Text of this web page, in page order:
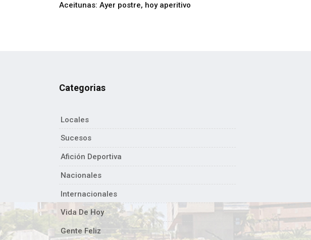
Aceitunas: Ayer postre, hoy aperitivo
Categorias
Locales
Sucesos
Afición Deportiva
Nacionales
Internacionales
Vida De Hoy
Gente Feliz